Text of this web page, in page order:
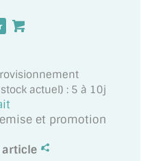
actuel) : 5 à 10j
et promotion
article